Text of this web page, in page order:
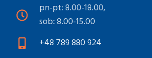
pn-pt: 8.00-18.00,
sob: 8.00-15.00
+48 789 880 924